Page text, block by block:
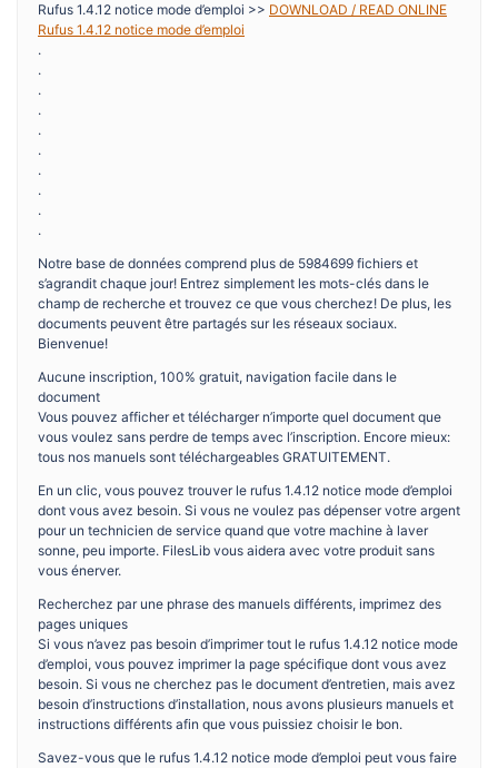
Rufus 1.4.12 notice mode d’emploi >> DOWNLOAD / READ ONLINE
Rufus 1.4.12 notice mode d’emploi
.
.
.
.
.
.
.
.
.
.
Notre base de données comprend plus de 5984699 fichiers et
s’agrandit chaque jour! Entrez simplement les mots-clés dans le
champ de recherche et trouvez ce que vous cherchez! De plus, les
documents peuvent être partagés sur les réseaux sociaux.
Bienvenue!
Aucune inscription, 100% gratuit, navigation facile dans le
document
Vous pouvez afficher et télécharger n’importe quel document que
vous voulez sans perdre de temps avec l’inscription. Encore mieux:
tous nos manuels sont téléchargeables GRATUITEMENT.
En un clic, vous pouvez trouver le rufus 1.4.12 notice mode d’emploi
dont vous avez besoin. Si vous ne voulez pas dépenser votre argent
pour un technicien de service quand que votre machine à laver
sonne, peu importe. FilesLib vous aidera avec votre produit sans
vous énerver.
Recherchez par une phrase des manuels différents, imprimez des
pages uniques
Si vous n’avez pas besoin d’imprimer tout le rufus 1.4.12 notice mode
d’emploi, vous pouvez imprimer la page spécifique dont vous avez
besoin. Si vous ne cherchez pas le document d’entretien, mais avez
besoin d’instructions d’installation, nous avons plusieurs manuels et
instructions différents afin que vous puissiez choisir le bon.
Savez-vous que le rufus 1.4.12 notice mode d’emploi peut vous faire